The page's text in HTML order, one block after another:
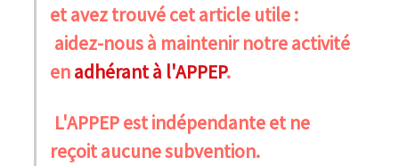
et avez trouvé cet article utile :
aidez-nous à maintenir notre activité
enadhérant à l'APPEP.
L'APPEP est indépendante et ne
reçoit aucune subvention.